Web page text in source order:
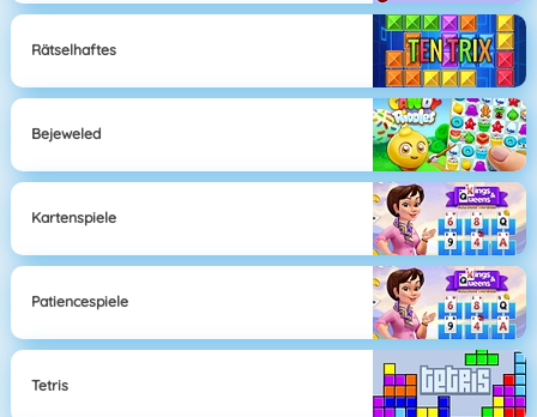
Rätselhaftes
Bejeweled
Kartenspiele
Patiencespiele
Tetris